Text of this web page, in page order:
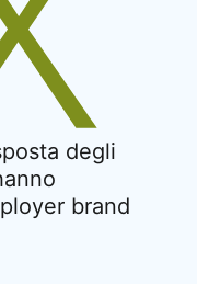
degli
brand